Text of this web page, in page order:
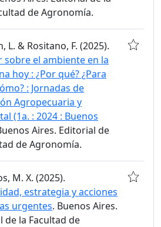
de Agronomía.
L. & Rositano, F. (2025).
sobre el ambiente en la
hoy : ¿Por qué? ¿Para
: Jornadas de
Agropecuaria y
(1a. : 2024 : Buenos
Aires. Editorial de
de Agronomía.
M. X. (2025).
estrategia y acciones
urgentes. Buenos Aires.
de la Facultad de